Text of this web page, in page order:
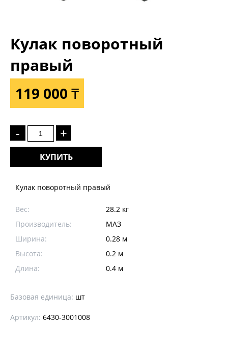
Кулак поворотный
правый
119 000 ₸
- +
КУПИТЬ
Кулак поворотный правый
Вес:
28.2 кг
Производитель:
МАЗ
Ширина:
0.28 м
Высота:
0.2 м
Длина:
0.4 м
Базовая единица: шт
Артикул: 6430-3001008